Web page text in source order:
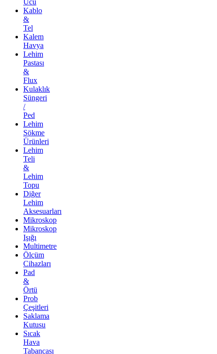
Ucu
Kablo
&
Tel
Kalem
Havya
Lehim
Pastası
&
Flux
Kulaklık
Süngeri
/
Ped
Lehim
Sökme
Ürünleri
Lehim
Teli
&
Lehim
Topu
Diğer
Lehim
Aksesuarları
Mikroskop
Mikroskop
Işığı
Multimetre
Ölçüm
Cihazları
Pad
&
Örtü
Prob
Çeşitleri
Saklama
Kutusu
Sıcak
Hava
Tabancası